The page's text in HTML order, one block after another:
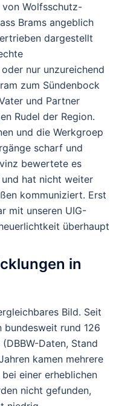
Wolfsschutz-
Brams angeblich
dargestellt
nur unzureichend
zum Sündenbock
und Partner
Rudel der Region.
und die Werkgroep
scharf und
bewertete es
hat nicht weiter
kommuniziert. Erst
mit unseren UIG-
überhaupt
in
Bild. Seit
bundesweit rund 126
Daten, Stand
kamen mehrere
einer erheblichen
nicht gefunden,